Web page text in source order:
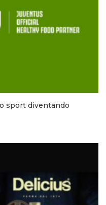
sport diventando